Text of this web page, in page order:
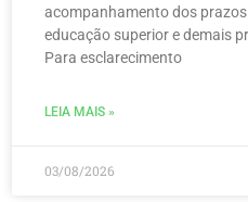
acompanhamento dos
educação superior e demais
Para esclarecimento
LEIA MAIS »
03/08/2026